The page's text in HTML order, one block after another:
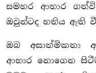
සමහර ආහාර
ඔවුන්ටද හතිය ඇති
ඔබ අසාත්මිකතා
ආහාර නොගෙන